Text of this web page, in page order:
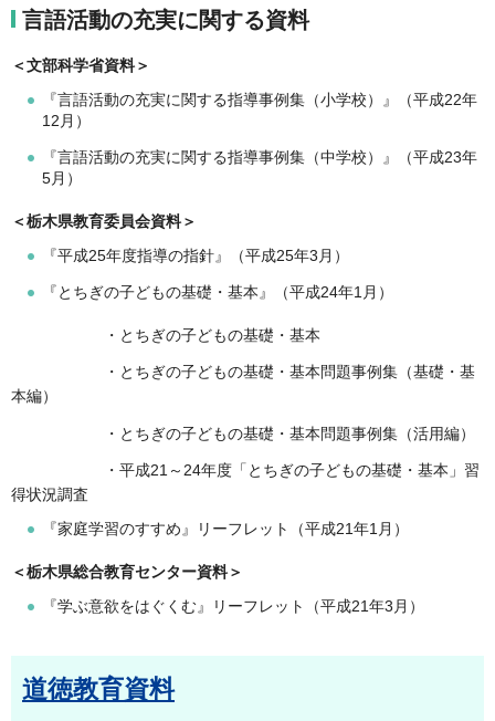
言語活動の充実に関する資料
＜文部科学省資料＞
『言語活動の充実に関する指導事例集（小学校）』（平成22年
12月）
『言語活動の充実に関する指導事例集（中学校）』（平成23年
5月）
＜栃木県教育委員会資料＞
『平成25年度指導の指針』（平成25年3月）
『とちぎの子どもの基礎・基本』（平成24年1月）
・とちぎの子どもの基礎・基本
・とちぎの子どもの基礎・基本問題事例集（基礎・基
本編）
・とちぎの子どもの基礎・基本問題事例集（活用編）
・平成21～24年度「とちぎの子どもの基礎・基本」習
得状況調査
『家庭学習のすすめ』リーフレット（平成21年1月）
＜栃木県総合教育センター資料＞
『学ぶ意欲をはぐくむ』リーフレット（平成21年3月）
道徳教育資料